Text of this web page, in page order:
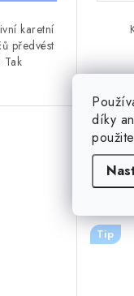
díky
karetní
předvést
Tip